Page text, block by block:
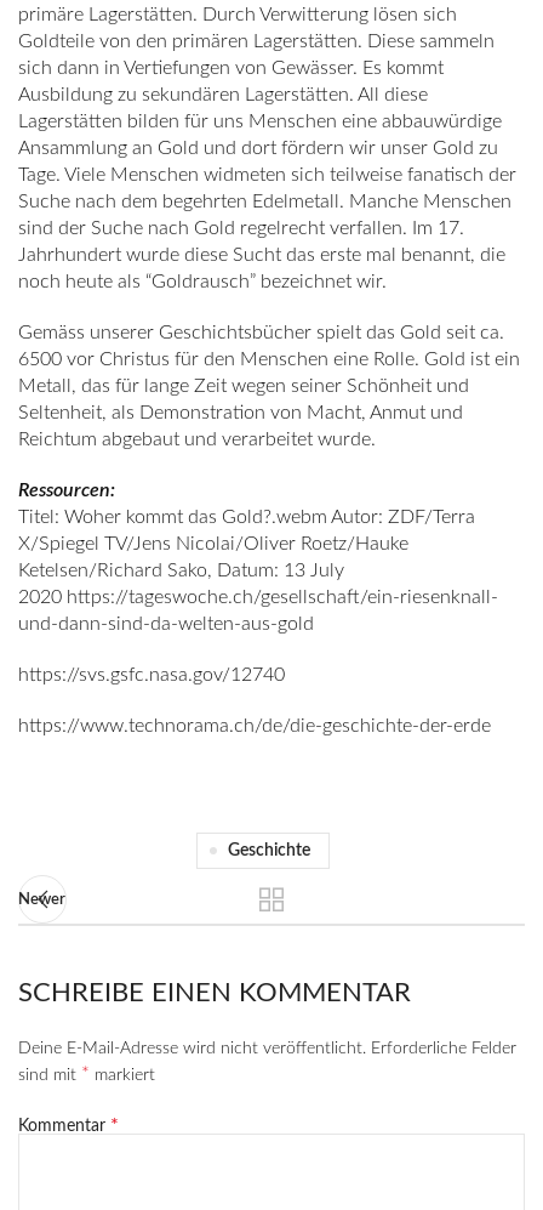
primäre Lagerstätten. Durch Verwitterung lösen sich
Goldteile von den primären Lagerstätten. Diese sammeln
sich dann in Vertiefungen von Gewässer. Es kommt
Ausbildung zu sekundären Lagerstätten. All diese
Lagerstätten bilden für uns Menschen eine abbauwürdige
Ansammlung an Gold und dort fördern wir unser Gold zu
Tage. Viele Menschen widmeten sich teilweise fanatisch der
Suche nach dem begehrten Edelmetall. Manche Menschen
sind der Suche nach Gold regelrecht verfallen. Im 17.
Jahrhundert wurde diese Sucht das erste mal benannt, die
noch heute als “Goldrausch” bezeichnet wir.
Gemäss unserer Geschichtsbücher spielt das Gold seit ca.
6500 vor Christus für den Menschen eine Rolle. Gold ist ein
Metall, das für lange Zeit wegen seiner Schönheit und
Seltenheit, als Demonstration von Macht, Anmut und
Reichtum abgebaut und verarbeitet wurde.
Ressourcen:
Titel: Woher kommt das Gold?.webm Autor: ZDF/Terra
X/Spiegel TV/Jens Nicolai/Oliver Roetz/Hauke
Ketelsen/Richard Sako, Datum: 13 July
2020 https://tageswoche.ch/gesellschaft/ein-riesenknall-
und-dann-sind-da-welten-aus-gold
https://svs.gsfc.nasa.gov/12740
https://www.technorama.ch/de/die-geschichte-der-erde
Geschichte
Newer
SCHREIBE EINEN KOMMENTAR
Deine E-Mail-Adresse wird nicht veröffentlicht. Erforderliche Felder
sind mit * markiert
Kommentar *